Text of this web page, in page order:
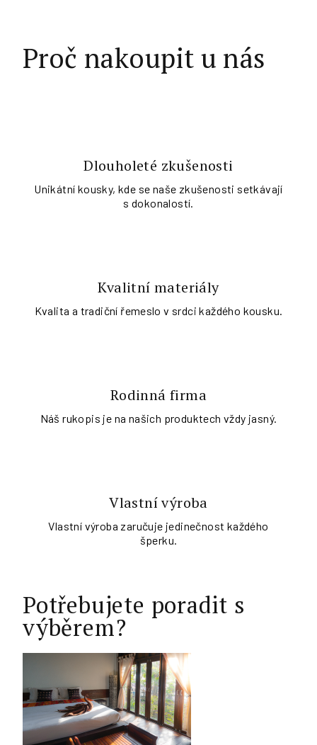
Proč nakoupit u nás
Dlouholeté zkušenosti
Unikátní kousky, kde se naše zkušenosti setkávají
s dokonalostí.
Kvalitní materiály
Kvalita a tradiční řemeslo v srdci každého kousku.
Rodinná firma
Náš rukopis je na našich produktech vždy jasný.
Vlastní výroba
Vlastní výroba zaručuje jedinečnost každého
šperku.
Potřebujete poradit s
výběrem?